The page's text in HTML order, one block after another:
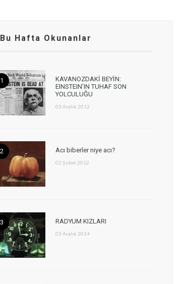
Bu Hafta Okunanlar
KAVANOZDAKİ BEYİN:
EINSTEIN’IN TUHAF SON
YOLCULUĞU
03 Aralık 2012
Acı biberler niye acı?
02 Şubat 2012
RADYUM KIZLARI
03 Aralık 2014